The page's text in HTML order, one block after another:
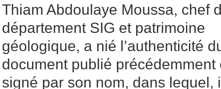
Thiam Abdoulaye Moussa, chef
département SIG et patrimoine
géologique, a nié l’authenticité
document publié précédemment
signé par son nom, dans lequel,